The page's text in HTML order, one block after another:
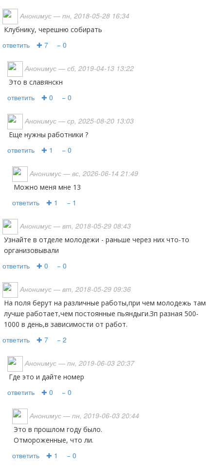
Анонимус — пн, 2018-05-28 16:34
Клубнику, черешню собирать
ответить ✚ 7 − 0
Анонимус — сб, 2019-04-13 13:22
Это в славянскн
ответить ✚ 0 − 0
Анонимус — ср, 2025-08-20 13:03
Еще нужны работники ?
ответить ✚ 1 − 0
Анонимус — вс, 2026-06-14 21:49
можно меня мне 13
ответить ✚ 1 − 1
Анонимус — вт, 2018-05-29 08:43
Узнайте в отделе молодежи - раньше через них что-то
организовывали
ответить ✚ 0 − 0
Анонимус — вт, 2018-05-29 09:36
На поля берут на различные работы,при чем молодежь там
лучше работает,чем постоянные пьяндыги.Зп разная 500-
1000 в день,в зависимости от работ.
ответить ✚ 7 − 2
Анонимус — пн, 2019-06-03 20:37
Где это и дайте номер
ответить ✚ 0 − 0
Анонимус — пн, 2019-06-03 20:44
Это в прошлом году было.
Отмороженные, что ли.
ответить ✚ 1 − 0